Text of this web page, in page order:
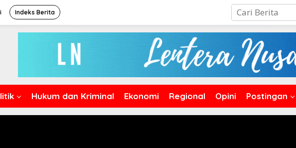
Indeks Berita
Hukum dan Kriminal Ekonomi Regional Opini Postingan